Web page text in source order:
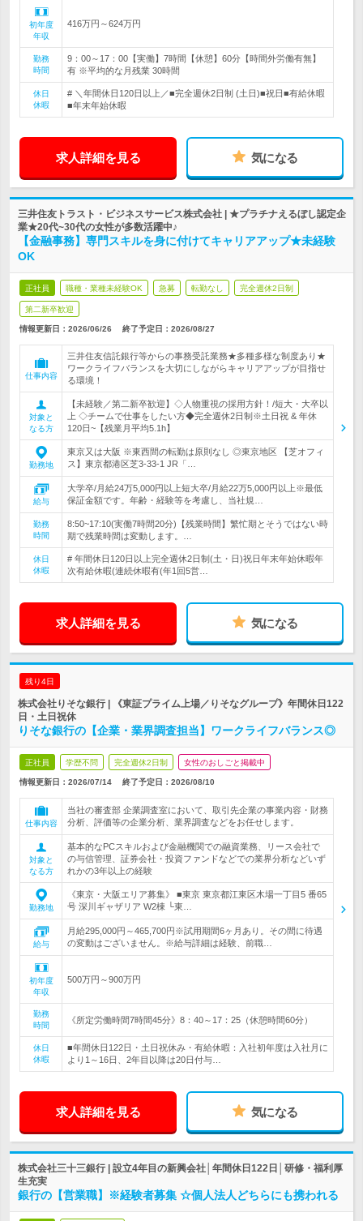
初年度
年収
416万円～624万円
勤務
時間
9：00～17：00【実働】7時間【休憩】60分【時間外労働有無】
有 ※平均的な月残業 30時間
休日
休暇
# ＼年間休日120日以上／■完全週休2日制 (土日)■祝日■有給休暇
■年末年始休暇
求人詳細を見る 気になる
三井住友トラスト・ビジネスサービス株式会社 | ★プラチナえるぼし認定企
業★20代~30代の女性が多数活躍中♪
【金融事務】専門スキルを身に付けてキャリアアップ★未経験
OK
正社員 職種・業種未経験OK 急募 転勤なし 完全週休2日制
第二新卒歓迎
情報更新日：2026/06/26 終了予定日： 2026/08/27
仕事内容
三井住友信託銀行等からの事務受託業務★多種多様な制度あり★
ワークライフバランスを大切にしながらキャリアアップが目指せ
る環境！
対象と
なる方
【未経験／第二新卒歓迎】◇人物重視の採用方針！/短大・大卒以
上 ◇チームで仕事をしたい方◆完全週休2日制※土日祝 & 年休
120日~【残業月平均5.1h】
勤務地
東京又は大阪 ※東西間の転勤は原則なし ◎東京地区 【芝オフィ
ス】東京都港区芝3-33-1 JR「…
給与
大学卒/月給24万5,000円以上短大卒/月給22万5,000円以上※最低
保証金額です。年齢・経験等を考慮し、当社規…
勤務
時間
8:50~17:10(実働7時間20分)【残業時間】繁忙期とそうではない時
期で残業時間は変動します。…
休日
休暇
# 年間休日120日以上完全週休2日制(土・日)祝日年末年始休暇年
次有給休暇(連続休暇有(年1回5営…
求人詳細を見る 気になる
残り4日
株式会社りそな銀行 | 《東証プライム上場／りそなグループ》年間休日122
日・土日祝休
りそな銀行の【企業・業界調査担当】ワークライフバランス◎
正社員 学歴不問 完全週休2日制 女性のおしごと掲載中
情報更新日：2026/07/14 終了予定日： 2026/08/10
仕事内容
当社の審査部 企業調査室において、取引先企業の事業内容・財務
分析、評価等の企業分析、業界調査などをお任せします。
対象と
なる方
基本的なPCスキルおよび金融機関での融資業務、リース会社で
の与信管理、証券会社・投資ファンドなどでの業界分析などいず
れかの3年以上の経験
勤務地
《東京・大阪エリア募集》 ■東京 東京都江東区木場一丁目5 番65
号 深川ギャザリア W2棟 └東…
給与
月給295,000円～465,700円※試用期間6ヶ月あり。その間に待遇
の変動はございません。※給与詳細は経験、前職…
初年度
年収
500万円～900万円
勤務
時間
《所定労働時間7時間45分》8：40～17：25（休憩時間60分）
休日
休暇
■年間休日122日・土日祝休み・有給休暇：入社初年度は入社月に
より1～16日、2年目以降は20日付与…
求人詳細を見る 気になる
株式会社三十三銀行 | 設立4年目の新興会社│年間休日122日│研修・福利厚
生充実
銀行の【営業職】※経験者募集 ☆個人法人どちらにも携われる